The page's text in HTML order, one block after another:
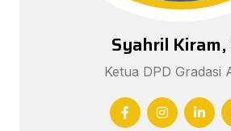
Syahril Kiram,
Ketua DPD Gradasi